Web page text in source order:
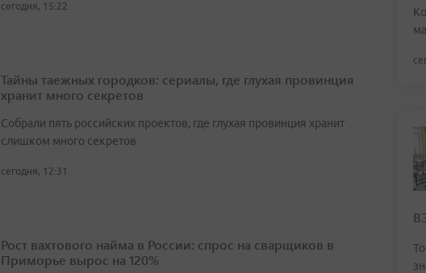
сегодня, 15:22
Тайны таежных городков: сериалы, где глухая провинция
хранит много секретов
Собрали пять российских проектов, где глухая провинция хранит
слишком много секретов
сегодня, 12:31
Рост вахтового найма в России: спрос на сварщиков в
Приморье вырос на 120%